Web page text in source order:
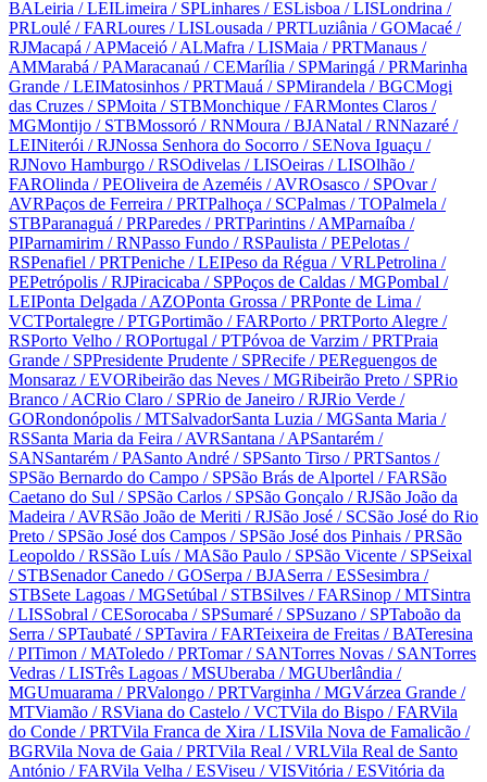
BALeiria / LEILimeira / SPLinhares / ESLisboa / LISLondrina /
PRLoulé / FARLoures / LISLousada / PRTLuziânia / GOMacaé /
RJMacapá / APMaceió / ALMafra / LISMaia / PRTManaus /
AMMarabá / PAMaracanaú / CEMarília / SPMaringá / PRMarinha
Grande / LEIMatosinhos / PRTMauá / SPMirandela / BGCMogi
das Cruzes / SPMoita / STBMonchique / FARMontes Claros /
MGMontijo / STBMossoró / RNMoura / BJANatal / RNNazaré /
LEINiterói / RJNossa Senhora do Socorro / SENova Iguaçu /
RJNovo Hamburgo / RSOdivelas / LISOeiras / LISOlhão /
FAROlinda / PEOliveira de Azeméis / AVROsasco / SPOvar/
AVRPaços de Ferreira / PRTPalhoça / SCPalmas / TOPalmela /
STBParanaguá / PRParedes / PRTParintins / AMParnaíba /
PIParnamirim / RNPasso Fundo / RSPaulista / PEPelotas /
RSPenafiel / PRTPeniche / LEIPeso da Régua / VRLPetrolina /
PEPetrópolis / RJPiracicaba / SPPoços de Caldas / MGPombal /
LEIPonta Delgada / AZOPonta Grossa / PRPonte de Lima /
VCTPortalegre / PTGPortimão / FARPorto / PRTPorto Alegre /
RSPorto Velho / ROPortugal / PTPóvoa de Varzim / PRTPraia
Grande / SPPresidente Prudente / SPRecife / PEReguengos de
Monsaraz / EVORibeirão das Neves / MGRibeirão Preto / SPRio
Branco / ACRio Claro / SPRio de Janeiro / RJRio Verde /
GORondonópolis / MTSalvadorSanta Luzia / MGSanta Maria /
RSSanta Maria da Feira / AVRSantana / APSantarém /
SANSantarém / PASanto André / SPSanto Tirso / PRTSantos /
SPSão Bernardo do Campo / SPSão Brás de Alportel / FARSão
Caetano do Sul / SPSão Carlos / SPSão Gonçalo / RJSão João da
Madeira / AVRSão João de Meriti / RJSão José / SCSão José do Rio
Preto / SPSão José dos Campos / SPSão José dos Pinhais / PRSão
Leopoldo / RSSão Luís / MASão Paulo / SPSão Vicente / SPSeixal
/ STBSenador Canedo / GOSerpa / BJASerra / ESSesimbra /
STBSete Lagoas / MGSetúbal / STBSilves / FARSinop / MTSintra
/ LISSobral / CESorocaba / SPSumaré / SPSuzano / SPTaboão da
Serra / SPTaubaté / SPTavira / FARTeixeira de Freitas / BATeresina
/ PITimon / MAToledo / PRTomar/ SANTorres Novas / SANTorres
Vedras / LISTrês Lagoas / MSUberaba / MGUberlândia /
MGUmuarama / PRValongo / PRTVarginha / MGVárzea Grande /
MTViamão / RSViana do Castelo / VCTVila do Bispo / FARVila
do Conde / PRTVila Franca de Xira / LISVila Nova de Famalicão /
BGRVila Nova de Gaia / PRTVila Real / VRLVila Real de Santo
António / FARVila Velha / ESViseu / VISVitória / ESVitória da